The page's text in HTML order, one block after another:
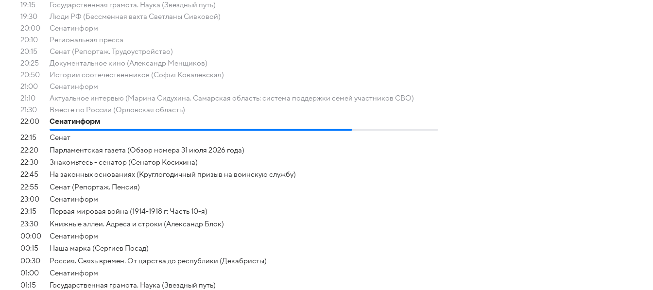
19:15
Государственная грамота. Наука (Звездный путь)
19:30
Люди РФ (Бессменная вахта Светланы Сивковой)
20:00
Сенатинформ
20:10
Региональная пресса
20:15
Сенат (Репортаж. Трудоустройство)
20:25
Документальное кино (Александр Менщиков)
20:50
Истории соотечественников (Софья Ковалевская)
21:00
Сенатинформ
21:10
Актуальное интервью (Марина Сидухина. Самарская область: система поддержки семей участников СВО)
21:30
Вместе по России (Орловская область)
22:00
Сенатинформ
22:15
Сенат
22:20
Парламентская газета (Обзор номера 31 июля 2026 года)
22:30
Знакомьтесь - сенатор (Сенатор Косихина)
22:45
На законных основаниях (Круглогодичный призыв на воинскую службу)
22:55
Сенат (Репортаж. Пенсия)
23:00
Сенатинформ
23:15
Первая мировая война (1914-1918 г: Часть 10-я)
23:30
Книжные аллеи. Адреса и строки (Александр Блок)
00:00
Сенатинформ
00:15
Наша марка (Сергиев Посад)
00:30
Россия. Связь времен. От царства до республики (Декабристы)
01:00
Сенатинформ
01:15
Государственная грамота. Наука (Звездный путь)